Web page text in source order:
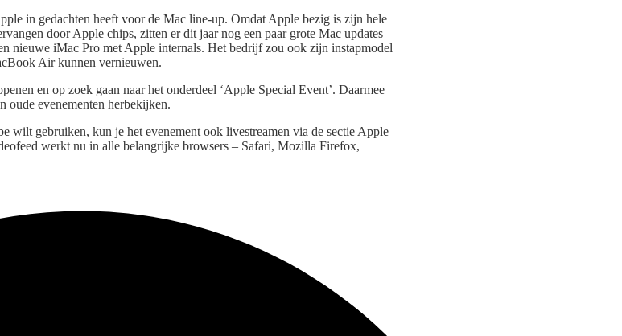
in gedachten heeft voor de Mac line-up. Omdat Apple bezig is zijn hele
door Apple chips, zitten er dit jaar nog een paar grote Mac updates
nieuwe iMac Pro met Apple internals. Het bedrijf zou ook zijn instapmodel
Air kunnen vernieuwen.
en op zoek gaan naar het onderdeel ‘Apple Special Event’. Daarmee
oude evenementen herbekijken.
wilt gebruiken, kun je het evenement ook livestreamen via de sectie Apple
werkt nu in alle belangrijke browsers – Safari, Mozilla Firefox,